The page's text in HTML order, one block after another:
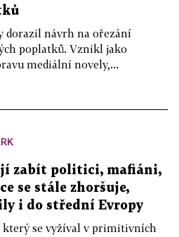
dorazil návrh na ořezání
poplatků. Vznikl jako
mediální novely,...
zabít politici, mafiáni,
se stále zhoršuje,
i do střední Evropy
který se vyžíval v primitivních